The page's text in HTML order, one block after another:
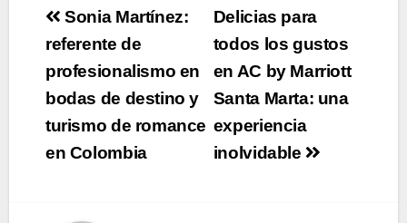
Navegación
de
entradas
Delicias para
todos los gustos
en AC by Marriott
Santa Marta: una
experiencia
inolvidable
Sonia Martínez:
referente de
profesionalismo en
bodas de destino y
turismo de romance
en Colombia